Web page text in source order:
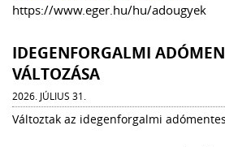
https://www.eger.hu/hu/adougyek
IDEGENFORGALMI
VÁLTOZÁSA
2026. JÚLIUS 31.
Változtak az idegenforgalmi